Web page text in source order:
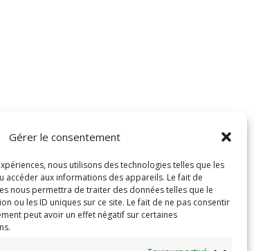
Gérer le consentement
nous utilisons des technologies telles que les
accéder aux informations des appareils. Le fait de
nous permettra de traiter des données telles que le
ou les ID uniques sur ce site. Le fait de ne pas consentir
peut avoir un effet négatif sur certaines